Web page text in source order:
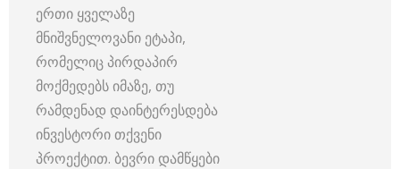
ერთი ყველაზე
მნიშვნელოვანი ეტაპი,
რომელიც პირდაპირ
მოქმედებს იმაზე, თუ
რამდენად დაინტერესდება
ინვესტორი თქვენი
პროექტით. ბევრი დამწყები